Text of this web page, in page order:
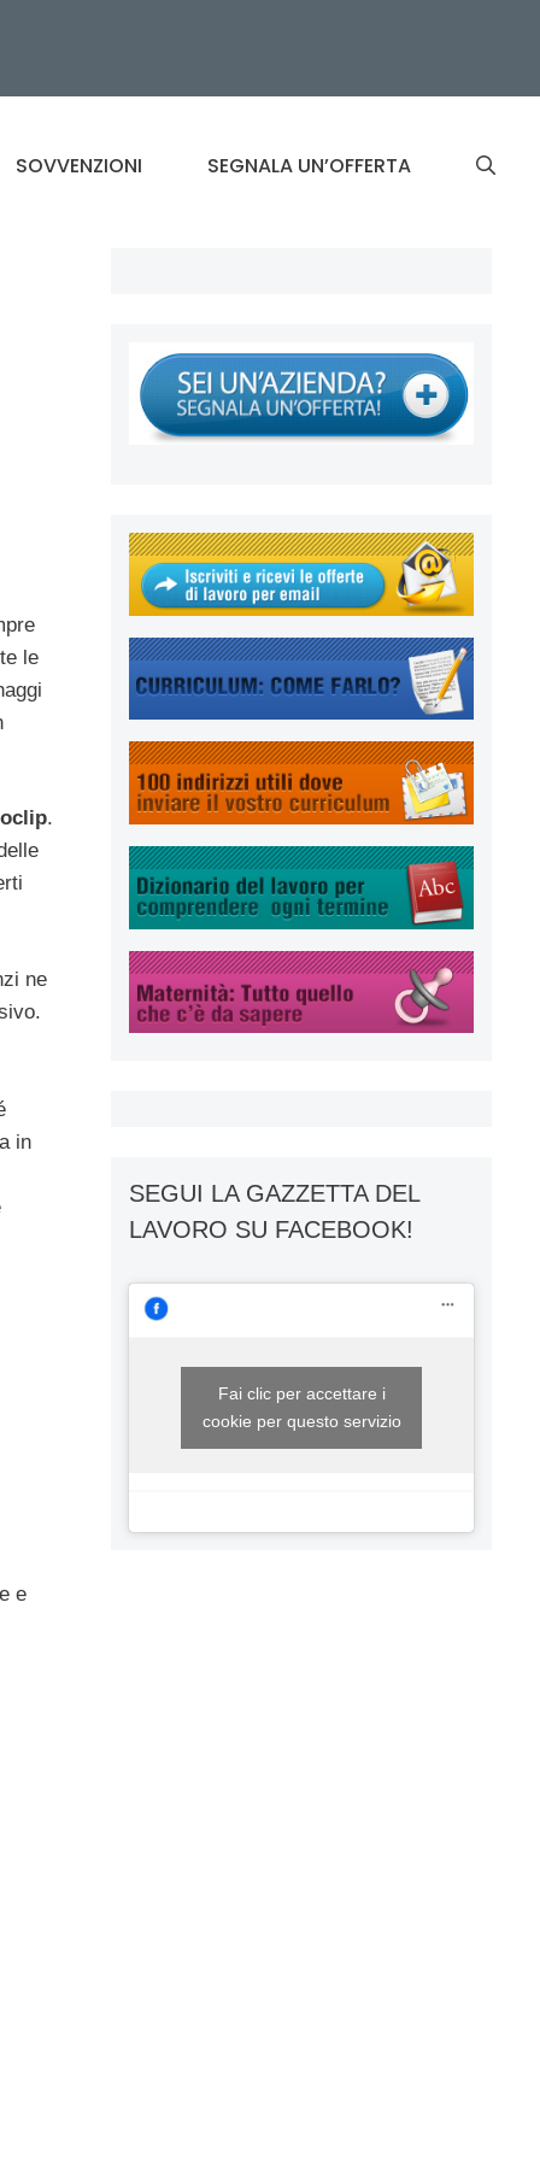
SOVVENZIONI SEGNALA UN’OFFERTA
le
.
ne
in
e
SEGUI LA GAZZETTA DEL
LAVORO SU FACEBOOK!
Fai clic per accettare i
cookie per questo servizio